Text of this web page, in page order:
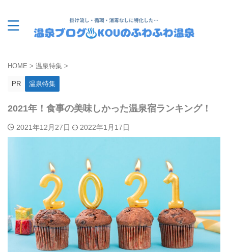
HOME > 温泉特集 >
PR 温泉特集
2021年！食事の美味しかった温泉宿ランキング！
2021年12月27日 2022年1月17日